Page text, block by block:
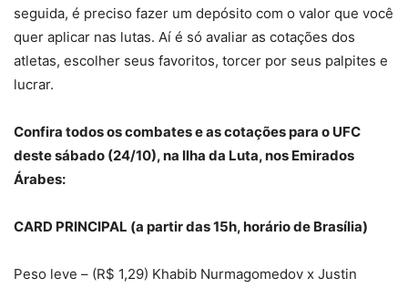
seguida, é preciso fazer um depósito com o valor que você
quer aplicar nas lutas. Aí é só avaliar as cotações dos
atletas, escolher seus favoritos, torcer por seus palpites e
lucrar.
Confira todos os combates e as cotações para o UFC
deste sábado (24/10), na Ilha da Luta, nos Emirados
Árabes:
CARD PRINCIPAL (a partir das 15h, horário de Brasília)
Peso leve – (R$ 1,29) Khabib Nurmagomedov x Justin